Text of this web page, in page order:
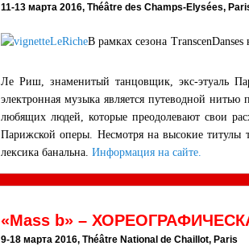
11-13 марта 2016, Théâtre des Champs-Elysées,
В рамках сезона
Ле Риш, знаменитый танцовщик, экс-этуаль
электронная музыка является путеводной
любящих людей, которые преодолевают свои
Парижской оперы. Несмотря на высокие титулы
лексика банальна. Информация на сайте.
«Mass b» –
9-18 марта 2016, Théâtre National de Chaillot, Paris